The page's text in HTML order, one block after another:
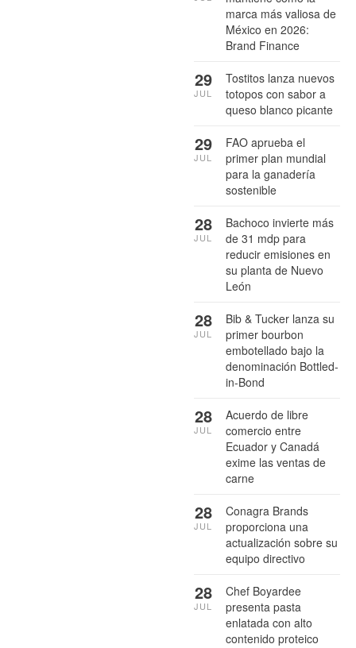
marca más valiosa de
México en 2026:
Brand Finance
Tostitos lanza nuevos
totopos con sabor a
queso blanco picante
29
JUL
FAO aprueba el
primer plan mundial
para la ganadería
sostenible
29
JUL
Bachoco invierte más
de 31 mdp para
reducir emisiones en
su planta de Nuevo
León
28
JUL
Bib & Tucker lanza su
primer bourbon
embotellado bajo la
denominación Bottled-
in-Bond
28
JUL
Acuerdo de libre
comercio entre
Ecuador y Canadá
exime las ventas de
carne
28
JUL
Conagra Brands
proporciona una
actualización sobre su
equipo directivo
28
JUL
Chef Boyardee
presenta pasta
enlatada con alto
contenido proteico
28
JUL